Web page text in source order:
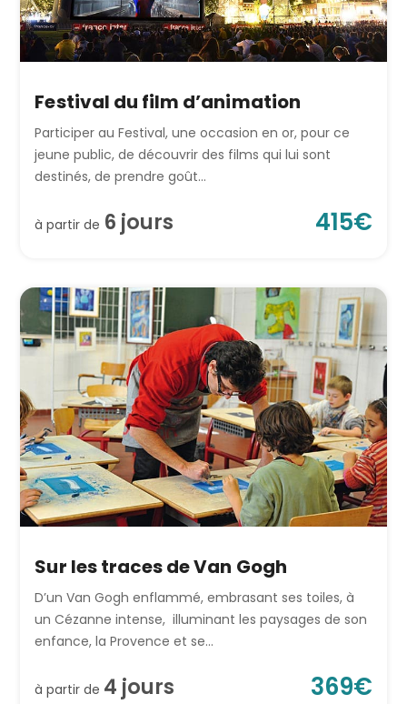
Festival du film d’animation
Participer au Festival, une occasion en or, pour ce
jeune public, de découvrir des films qui lui sont
destinés, de prendre goût...
à partir de 6 jours 415€
Sur les traces de Van Gogh
D’un Van Gogh enflammé, embrasant ses toiles, à
un Cézanne intense, illuminant les paysages de son
enfance, la Provence et se...
à partir de 4 jours 369€